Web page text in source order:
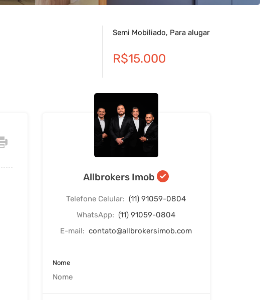
Semi Mobiliado, Para alugar
R$15.000
Allbrokers Imob
Telefone Celular: (11) 91059-0804
WhatsApp: (11) 91059-0804
E-mail: contato@allbrokersimob.com
Nome